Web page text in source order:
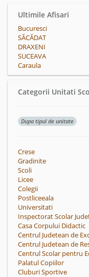
Ultimile Afisari
Bucuresci
SĂCĂDAT
DRAXENI
SUCEAVA
Caraula
Categorii Unitati
Dupa tipul de unitate
Crese
Gradinite
Scoli
Licee
Colegii
Postliceeala
Universitati
Inspectorat Scolar
Casa Corpului Didactic
Centrul Judetean de
Centrul Judetean de
Centrul Scolar pentru
Palatul Copiilor
Cluburi Sportive